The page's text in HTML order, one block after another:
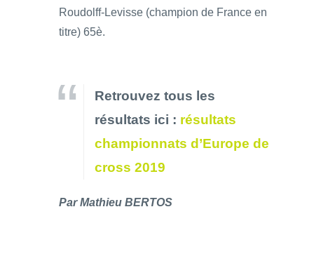
Roudolff-Levisse (champion de France en
titre) 65è.
Retrouvez tous les
résultats ici : résultats
championnats d’Europe de
cross 2019
Par Mathieu BERTOS